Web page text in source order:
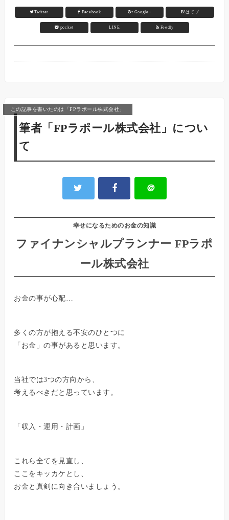
Twitter Facebook Google+ B!はてブ
pocket LINE Feedly
この記事を書いたのは「FPラポール株式会社」
筆者「FPラポール株式会社」につい
て
＠
幸せになるためのお金の知識
ファイナンシャルプランナー FPラポ
ール株式会社
お金の事が心配…
多くの方が抱える不安のひとつに
「お金」の事があると思います。
当社では3つの方向から、
考えるべきだと思っています。
「収入・運用・計画」
これら全てを見直し、
ここをキッカケとし、
お金と真剣に向き合いましょう。